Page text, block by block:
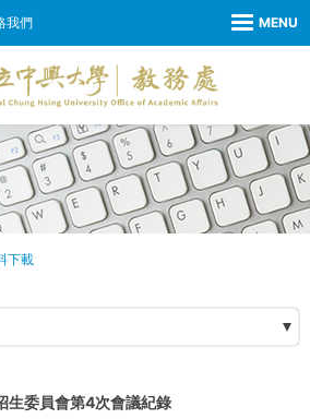
我們
下載
生委員會第4次會議紀錄